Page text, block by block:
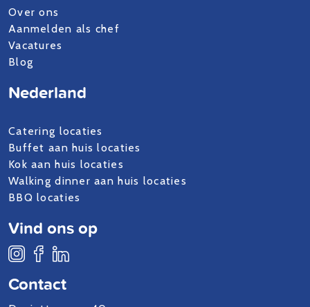
Over ons
Aanmelden als chef
Vacatures
Blog
Contact
Nederland
Catering locaties
Buffet aan huis locaties
Kok aan huis locaties
Walking dinner aan huis locaties
BBQ locaties
Vind ons op